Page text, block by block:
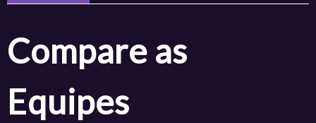
Compare as
Equipes